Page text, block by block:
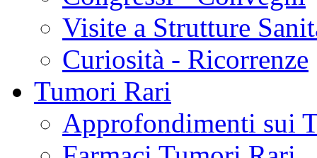
Visite a Strutture
Curiosità - Ricorrenze
Tumori Rari
Approfondimenti sui